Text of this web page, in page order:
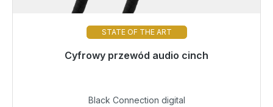
STATE OF THE ART
Cyfrowy przewód audio cinch
Gotowy do natychmiastowej wysyłki, czas dostawy
219,00 €
Black Connection digital